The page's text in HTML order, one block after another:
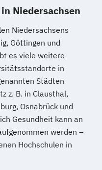
Niedersachsen
Niedersachsens
Göttingen und
es viele weitere
in
Städten
z. B. in Clausthal,
Osnabrück und
Gesundheit kann an
werden –
Hochschulen in